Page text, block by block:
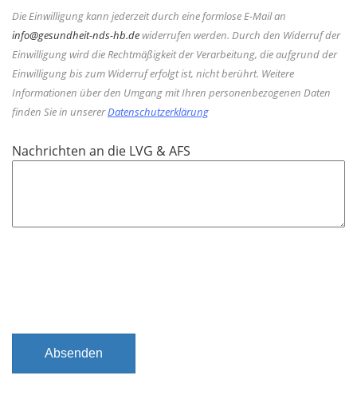
f
e
l
d
Die Einwilligung kann jederzeit durch eine formlose E-Mail an
info@gesundheit-nds-hb.dewiderrufen werden. Durch den Widerruf der
Einwilligung wird die Rechtmäßigkeit der Verarbeitung, die aufgrund der
Einwilligung bis zum Widerruf erfolgt ist, nicht berührt. Weitere
Informationen über den Umgang mit Ihren personenbezogenen Daten
finden Sie in unsererDatenschutzerklärung
Nachrichten an die LVG & AFS
Absenden